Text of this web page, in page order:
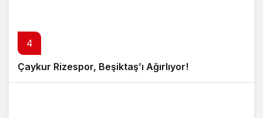
4
Çaykur Rizespor, Beşiktaş’ı Ağırlıyor!